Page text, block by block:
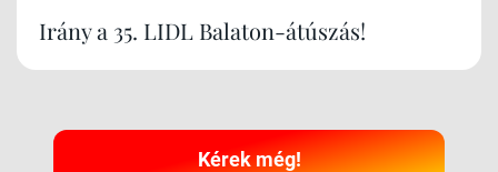
Irány a 35. LIDL Balaton-átúszás!
Kérek még!